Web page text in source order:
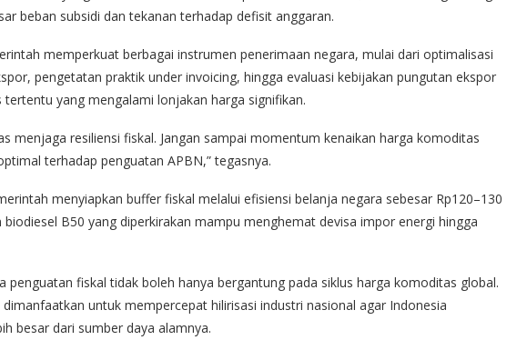
beban subsidi dan tekanan terhadap defisit anggaran.
memperkuat berbagai instrumen penerimaan negara, mulai dari optimalisasi
pengetatan praktik under invoicing, hingga evaluasi kebijakan pungutan ekspor
yang mengalami lonjakan harga signifikan.
menjaga resiliensi fiskal. Jangan sampai momentum kenaikan harga komoditas
terhadap penguatan APBN,” tegasnya.
menyiapkan buffer fiskal melalui efisiensi belanja negara sebesar Rp120–130
B50 yang diperkirakan mampu menghemat devisa impor energi hingga
penguatan fiskal tidak boleh hanya bergantung pada siklus harga komoditas global.
untuk mempercepat hilirisasi industri nasional agar Indonesia
besar dari sumber daya alamnya.